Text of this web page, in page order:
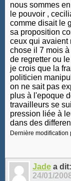
nous sommes
le pouvoir ,
comme disait le
sa proposition
ceux qui avaient
chose il 7 mois
de regretter ou
je crois que la
politicien
on ne sait pas
plus à l'epoque
travailleurs se
pression liée à
dans des
Dernière modification
Jade a dit:
24/01/